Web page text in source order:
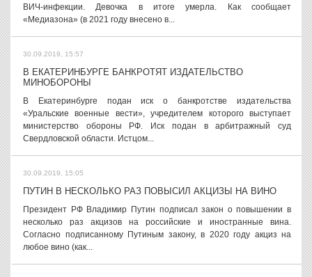
ВИЧ-инфекции. Девочка в итоге умерла. Как сообщает
«Медиазона» (в 2021 году внесено в...
30.09.2019, 15:57
В ЕКАТЕРИНБУРГЕ БАНКРОТЯТ ИЗДАТЕЛЬСТВО
МИНОБОРОНЫ
В Екатеринбурге подан иск о банкротстве издательства
«Уральские военные вести», учредителем которого выступает
министерство обороны РФ. Иск подан в арбитражный суд
Свердловской области. Истцом...
30.09.2019, 15:05
ПУТИН В НЕСКОЛЬКО РАЗ ПОВЫСИЛ АКЦИЗЫ НА ВИНО
Президент РФ Владимир Путин подписал закон о повышении в
несколько раз акцизов на российские и иностранные вина.
Согласно подписанному Путиным закону, в 2020 году акциз на
любое вино (как...